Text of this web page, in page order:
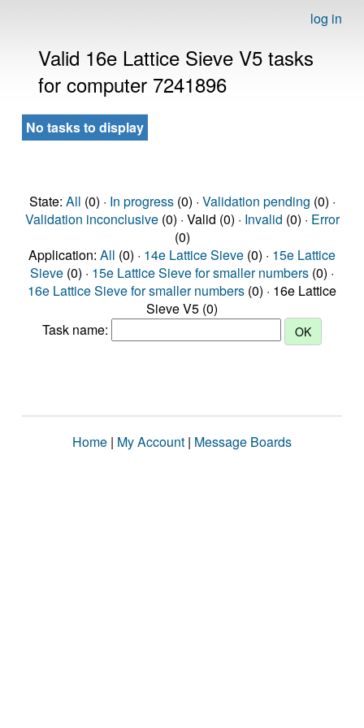
log in
Valid 16e Lattice Sieve V5 tasks
for computer 7241896
No tasks to display
State: All (0) · In progress(0) · Validation pending (0) ·
Validation inconclusive(0) · Valid (0) · Invalid (0) · Error
(0)
Application: All (0) · 14e Lattice Sieve (0) · 15e Lattice
Sieve (0) · 15e Lattice Sieve for smaller numbers (0) ·
16e Lattice Sieve for smaller numbers (0) · 16e Lattice
Sieve V5 (0)
Task name:
Home | My Account | Message Boards